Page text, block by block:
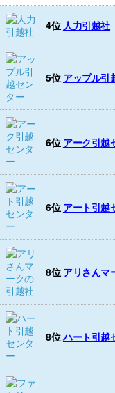
4位 人力引越社
5位 アップル引
6位 アーク引越
6位 アート引越
8位 アリさんマ
8位ハート引越